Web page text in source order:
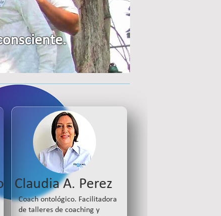
Claudia A. Perez
Coach ontológico. Facilitadora
de talleres de coaching y